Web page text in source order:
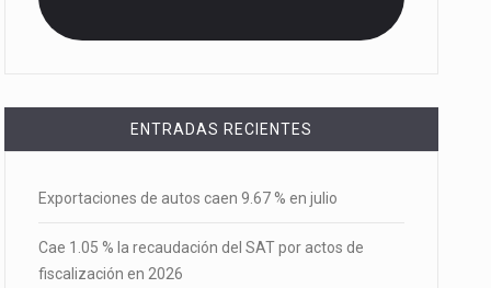
ENTRADAS RECIENTES
Exportaciones de autos caen 9.67 % en julio
Cae 1.05 % la recaudación del SAT por actos de
fiscalización en 2026